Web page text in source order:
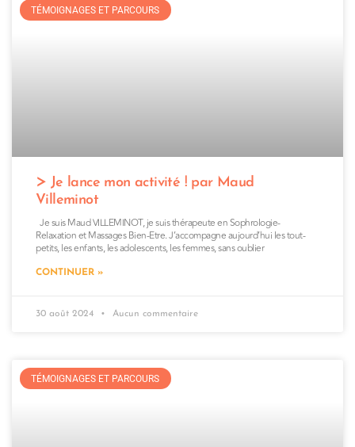
TÉMOIGNAGES ET PARCOURS
Je lance mon activité ! par Maud
Villeminot
Je suis Maud VILLEMINOT, je suis thérapeute en Sophrologie-
Relaxation et Massages Bien-Etre. J’accompagne aujourd’hui les tout-
petits, les enfants, les adolescents, les femmes, sans oublier
CONTINUER »
30 août 2024 Aucun commentaire
TÉMOIGNAGES ET PARCOURS